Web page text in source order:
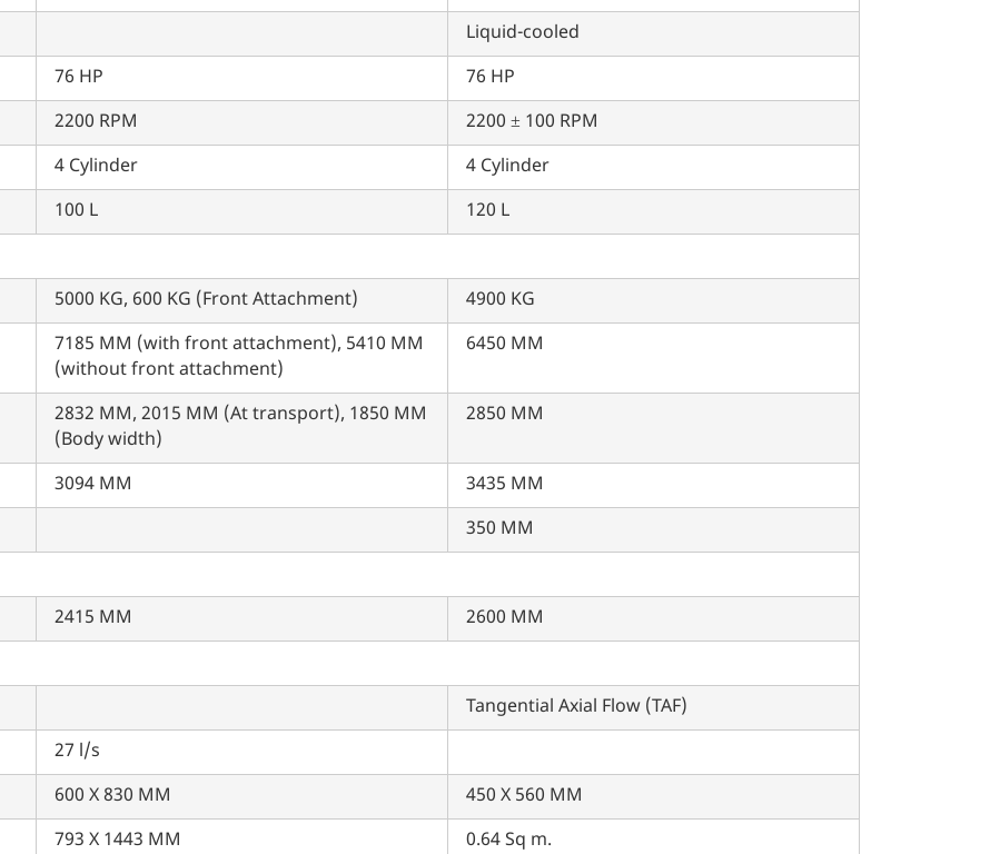
Liquid-cooled
76 HP
76 HP
2200 RPM
2200 ± 100 RPM
4 Cylinder
4 Cylinder
100 L
120 L
5000 KG, 600 KG (Front Attachment)
4900 KG
7185 MM (with front attachment), 5410 MM
(without front attachment)
6450 MM
2832 MM, 2015 MM (At transport), 1850 MM
(Body width)
2850 MM
3094 MM
3435 MM
350 MM
2415 MM
2600 MM
Tangential Axial Flow (TAF)
27 l/s
600 X 830 MM
450 X 560 MM
793 X 1443 MM
0.64 Sq m.
पूछताछ के लिए*
अपना पूरा नाम दर्ज करें*
इसे पूरा करने में 30 सेकंड से भी कम समय लगेगा।
नहीं, धन्यवाद हाँ, पूछताछ जारी रखें